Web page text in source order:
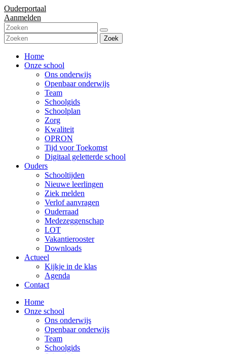
Ouderportaal
Aanmelden
Zoek
Home
Onze school
Ons onderwijs
Openbaar onderwijs
Team
Schoolgids
Schoolplan
Zorg
Kwaliteit
OPRON
Tijd voor Toekomst
Digitaal geletterde school
Ouders
Schooltijden
Nieuwe leerlingen
Ziek melden
Verlof aanvragen
Ouderraad
Medezeggenschap
LOT
Vakantierooster
Downloads
Actueel
Kijkje in de klas
Agenda
Contact
Home
Onze school
Ons onderwijs
Openbaar onderwijs
Team
Schoolgids